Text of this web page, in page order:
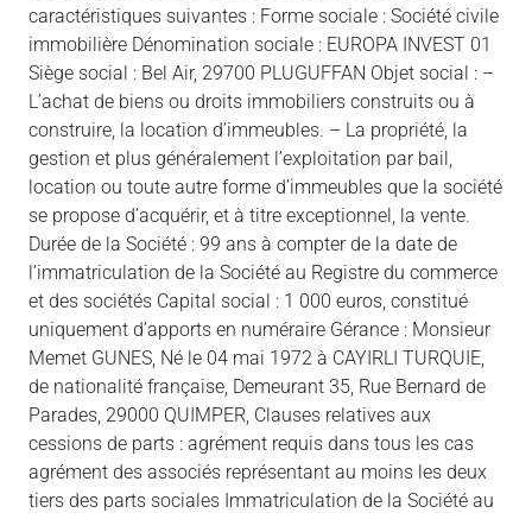
caractéristiques suivantes : Forme sociale : Société civile
immobilière Dénomination sociale : EUROPA INVEST 01
Siège social : Bel Air, 29700 PLUGUFFAN Objet social : –
L’achat de biens ou droits immobiliers construits ou à
construire, la location d’immeubles. – La propriété, la
gestion et plus généralement l’exploitation par bail,
location ou toute autre forme d’immeubles que la société
se propose d’acquérir, et à titre exceptionnel, la vente.
Durée de la Société : 99 ans à compter de la date de
l’immatriculation de la Société au Registre du commerce
et des sociétés Capital social : 1 000 euros, constitué
uniquement d’apports en numéraire Gérance : Monsieur
Memet GUNES, Né le 04 mai 1972 à CAYIRLI TURQUIE,
de nationalité française, Demeurant 35, Rue Bernard de
Parades, 29000 QUIMPER, Clauses relatives aux
cessions de parts : agrément requis dans tous les cas
agrément des associés représentant au moins les deux
tiers des parts sociales Immatriculation de la Société au